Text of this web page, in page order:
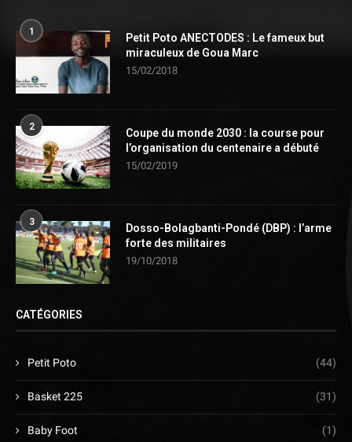
1
Petit Poto ANECTODES : Le fameux but
miraculeux de Goua Marc
15/02/2018
2
Coupe du monde 2030 : la course pour
l’organisation du centenaire a débuté
15/02/2019
3
Dosso-Bolagbanti-Pondé (DBP) : l’arme
forte des militaires
19/10/2018
CATÉGORIES
Petit Poto (44)
Basket 225 (31)
Baby Foot (1)